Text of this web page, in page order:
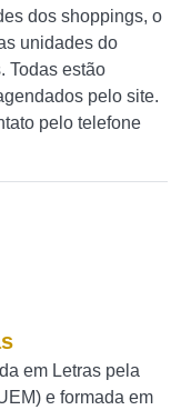
dos shoppings, o
unidades do
Todas estão
pelo site.
pelo telefone
em Letras pela
e formada em